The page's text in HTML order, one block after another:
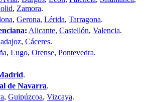
, Zamora.
, Gerona, Lérida, Tarragona.
: Alicante, Castellón, Valencia.
, Cáceres.
, Lugo, Orense, Pontevedra.
.
de Navarra.
, Guipúzcoa, Vizcaya.